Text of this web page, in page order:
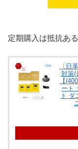
定期購入は抵抗あ
〔日
対策(
【
ート
ト